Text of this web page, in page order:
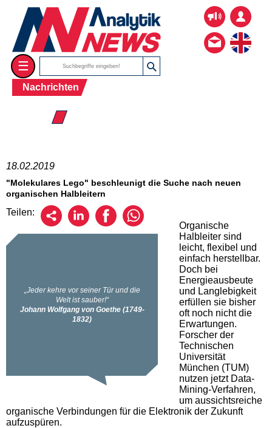
☰
Nachrichten
☰ 2019
18.02.2019
"Molekulares Lego" beschleunigt die Suche nach neuen
organischen Halbleitern
Teilen:
Organische
Halbleiter sind
leicht, flexibel und
einfach herstellbar.
Doch bei
Energieausbeute
und Langlebigkeit
erfüllen sie bisher
oft noch nicht die
Erwartungen.
Forscher der
Technischen
Universität
München (TUM)
nutzen jetzt Data-
Mining-Verfahren,
um aussichtsreiche
organische Verbindungen für die Elektronik der Zukunft
aufzuspüren.